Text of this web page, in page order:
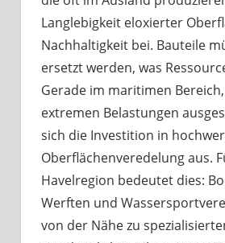
Langlebigkeit eloxierter
Nachhaltigkeit bei. Bauteile
ersetzt werden, was
Gerade im maritimen
extremen Belastungen
sich die Investition in
Oberflächenveredelung aus.
Havelregion bedeutet dies:
Werften und
von der Nähe zu